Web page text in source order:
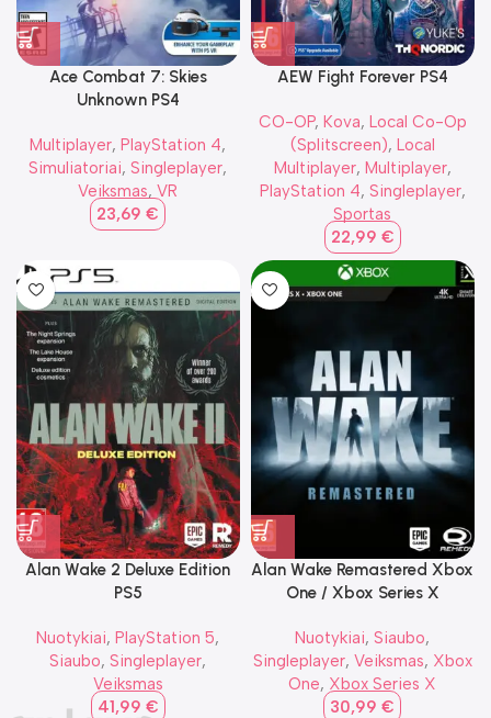
Ace Combat 7: Skies
Unknown PS4
Multiplayer,PlayStation 4,
Simuliatoriai,Singleplayer,
Veiksmas,VR
23,69€
AEW Fight Forever PS4
CO-OP, Kova, Local Co-Op
(Splitscreen), Local
Multiplayer, Multiplayer,
PlayStation 4, Singleplayer,
Sportas
22,99 €
Alan Wake 2 Deluxe Edition
PS5
Nuotykiai,PlayStation 5,
Siaubo,Singleplayer,
Veiksmas
41,99 €
Alan Wake Remastered Xbox
One / Xbox Series X
Nuotykiai,Siaubo,
Singleplayer, Veiksmas, Xbox
One, Xbox Series X
30,99€